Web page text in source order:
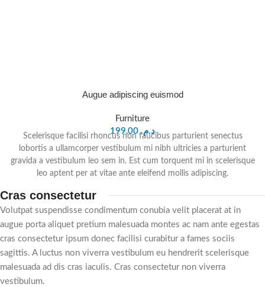
Augue adipiscing euismod
Furniture
د.م.199,00
Scelerisque facilisi rhoncus non faucibus parturient senectus
lobortis a ullamcorper vestibulum mi nibh ultricies a parturient
gravida a vestibulum leo sem in. Est cum torquent mi in scelerisque
leo aptent per at vitae ante eleifend mollis adipiscing.
Cras consectetur
Volutpat suspendisse condimentum conubia velit placerat at in
augue porta aliquet pretium malesuada montes ac nam ante egestas
cras consectetur ipsum donec facilisi curabitur a fames sociis
sagittis. A luctus non viverra vestibulum eu hendrerit scelerisque
malesuada ad dis cras iaculis. Cras consectetur non viverra
vestibulum.